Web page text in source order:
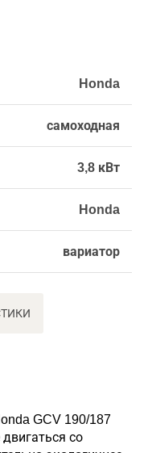
Honda
самоходная
3,8 кВт
Honda
вариатор
GCV 190/187
со